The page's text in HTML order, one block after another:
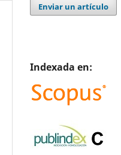
Enviar un artículo
Indexada en: